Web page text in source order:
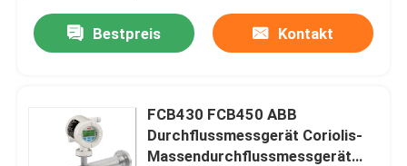
Bestpreis Kontakt
FCB430 FCB450 ABB
Durchflussmessgerät Coriolis-
Massendurchflussmessgerät